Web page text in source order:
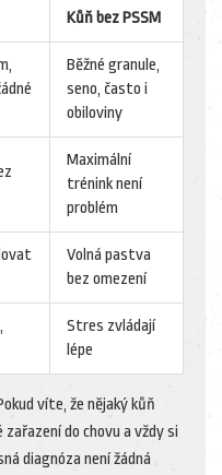
Kůň bez PSSM
Běžné granule,
seno, často i
obiloviny
Maximální
trénink není
problém
Volná pastva
bez omezení
Stres zvládají
lépe
víte, že nějaký kůň
do chovu a vždy si
diagnóza není žádná